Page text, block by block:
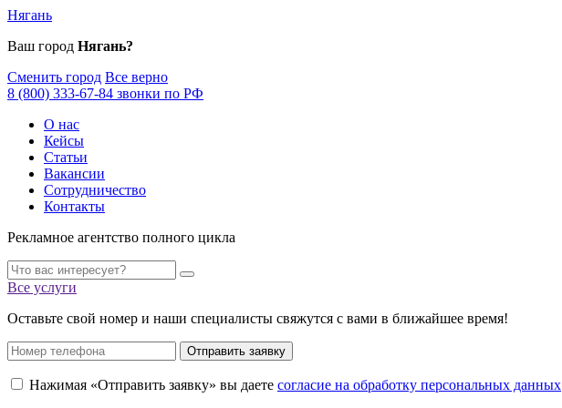
Нягань
Ваш город Нягань?
Сменить город Все верно
8 (800) 333-67-84 звонки по РФ
О нас
Кейсы
Статьи
Вакансии
Сотрудничество
Контакты
Рекламное агентство полного цикла
Все услуги
Оставьте свой номер и наши специалисты свяжутся с вами в ближайшее время!
Отправить заявку
Нажимая «Отправить заявку» вы даете согласие на обработку персональных данных